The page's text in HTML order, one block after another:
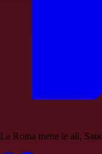
La Roma mette le ali,